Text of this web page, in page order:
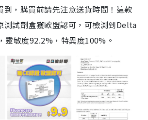
到，購買前請先注意送貨時間！這款
測試劑盒獲歐盟認可，可檢測到Delta
敏度92.2%，特異度100%。